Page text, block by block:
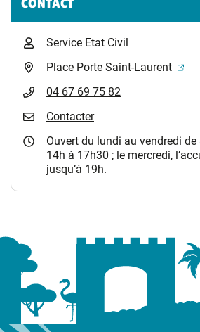
Service Etat Civil
Place Porte Saint-Laurent
04 67 69 75 82
Contacter
Ouvert du lundi au vendredi
14h à 17h30 ; le mercredi,
jusqu’à 19h.